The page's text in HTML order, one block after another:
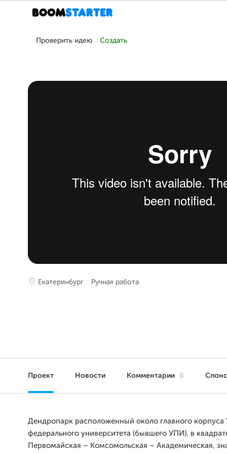
Проверить идею Создать
Екатеринбург Ручная работа
Проект Новости Комментарии 8
Дендропарк расположенный около главного корпуса
федерального университета (бывшего УПИ), в
Первомайская – Комсомольская – Академическая,